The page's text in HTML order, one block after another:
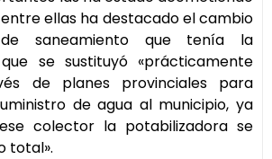
ellas ha destacado el cambio
saneamiento que tenía la
se sustituyó «prácticamente
de planes provinciales para
de agua al municipio, ya
colector la potabilizadora se
total».